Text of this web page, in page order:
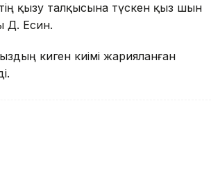
қызу талқысына түскен қыз шын
Д. Есин.
киген киімі жарияланған